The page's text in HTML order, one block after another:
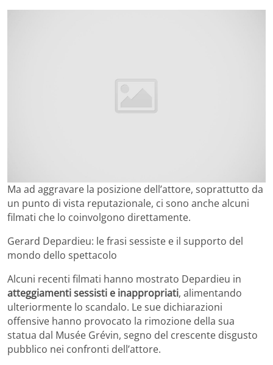
Ma ad aggravare la posizione dell’attore, soprattutto da
un punto di vista reputazionale, ci sono anche alcuni
filmati che lo coinvolgono direttamente.
Gerard Depardieu: le frasi sessiste e il supporto del
mondo dello spettacolo
Alcuni recenti filmati hanno mostrato Depardieu in
atteggiamenti sessisti e inappropriati, alimentando
ulteriormente lo scandalo. Le sue dichiarazioni
offensive hanno provocato la rimozione della sua
statua dal Musée Grévin, segno del crescente disgusto
pubblico nei confronti dell’attore.